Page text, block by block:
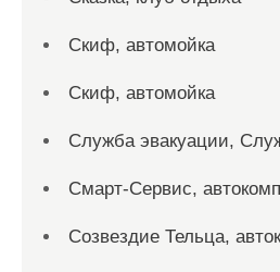
Скиф, автомойка
Скиф, автомойка
Служба эвакуации,
Смарт-Сервис,
Созвездие Тельца,